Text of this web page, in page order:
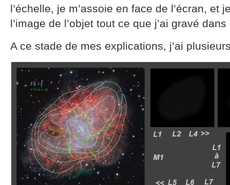
l’échelle, je m’assoie en face de l’écran, et
l’image de l’objet tout ce que j’ai gravé
A ce stade de mes explications, j’ai